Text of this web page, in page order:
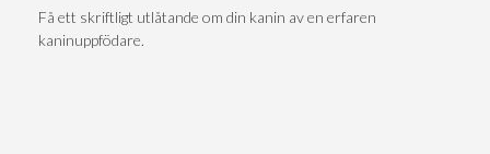
Få ett skriftligt utlåtande om din kanin av en erfaren
kaninuppfödare.